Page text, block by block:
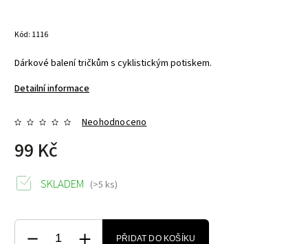
Kód: 1116
Dárkové balení tričkům s cyklistickým potiskem.
Detailní informace
Neohodnoceno
99 Kč
SKLADEM (>5 ks)
PŘIDAT DO KOŠÍKU